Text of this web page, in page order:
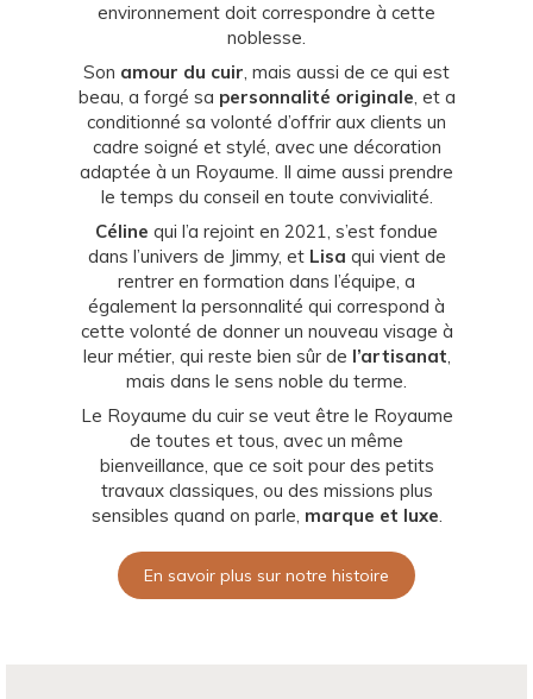
environnement doit correspondre à cette
noblesse.
Son amour du cuir, mais aussi de ce qui est
beau, a forgé sa personnalité originale, et a
conditionné sa volonté d’offrir aux clients un
cadre soigné et stylé, avec une décoration
adaptée à un Royaume. Il aime aussi prendre
le temps du conseil en toute convivialité.
Céline qui l’a rejoint en 2021, s’est fondue
dans l’univers de Jimmy, et Lisa qui vient de
rentrer en formation dans l’équipe, a
également la personnalité qui correspond à
cette volonté de donner un nouveau visage à
leur métier, qui reste bien sûr de l’artisanat,
mais dans le sens noble du terme.
Le Royaume du cuir se veut être le Royaume
de toutes et tous, avec un même
bienveillance, que ce soit pour des petits
travaux classiques, ou des missions plus
sensibles quand on parle, marque et luxe.
En savoir plus sur notre histoire